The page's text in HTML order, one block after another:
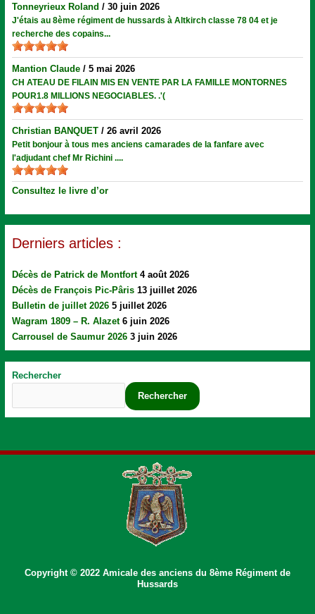
Tonneyrieux Roland /30 juin 2026
J'étais au 8ème régiment de hussards à Altkirch classe 78 04 et je
recherche des copains...
Mantion Claude /5 mai 2026
CH ATEAU DE FILAIN MIS EN VENTE PAR LA FAMILLE MONTORNES
POUR1.8 MILLIONS NEGOCIABLES. .'(
Christian BANQUET /26 avril 2026
Petit bonjour à tous mes anciens camarades de la fanfare avec
l'adjudant chef Mr Richini ....
Consultez le livre d’or
Derniers articles :
Décès de Patrick de Montfort 4 août 2026
Décès de François Pic-Pâris 13 juillet 2026
Bulletin de juillet 2026 5 juillet 2026
Wagram 1809 – R. Alazet 6 juin 2026
Carrousel de Saumur 2026 3 juin 2026
Rechercher
Rechercher
Copyright © 2022 Amicale des anciens du 8ème Régiment de
Hussards